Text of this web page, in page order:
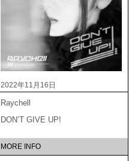
2022年11月16日
Raychell
DON’T GIVE UP!
MORE INFO